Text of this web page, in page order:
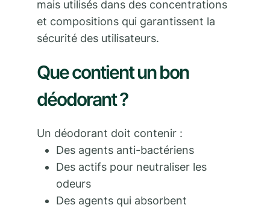
mais utilisés dans des concentrations
et compositions qui garantissent la
sécurité des utilisateurs.
Que contient un bon
déodorant ?
Un déodorant doit contenir :
Des agents anti-bactériens
Des actifs pour neutraliser les
odeurs
Des agents qui absorbent